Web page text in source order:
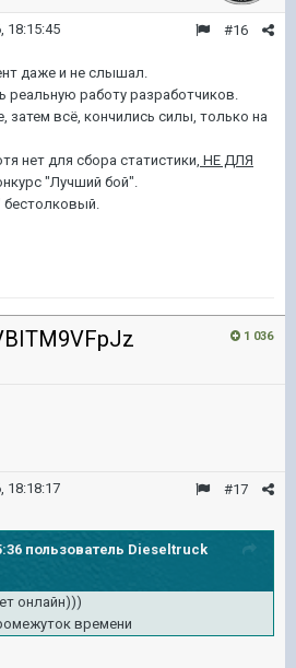
#16
18:15:45
даже и не слышал.
реальную работу разработчиков.
затем всё, кончились силы, только на
нет для сбора статистики, НЕ ДЛЯ
"Лучший бой".
бестолковый.
1 036
#17
18:18:17
пользователь Dieseltruck
онлайн)))
времени